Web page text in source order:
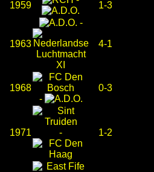
1959 1-3
1963
-
4-1
1968
-
0-3
1971 - 1-2